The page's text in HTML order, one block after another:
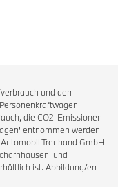
und den
die CO2-Emissionen
entnommen werden,
Treuhand GmbH
und
ist. Abbildung/en